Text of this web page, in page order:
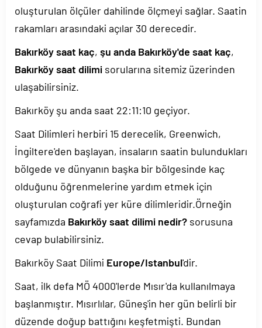
oluşturulan ölçüler dahilinde ölçmeyi sağlar. Saatin
rakamları arasındaki açılar 30 derecedir.
Bakırköy saat kaç, şu anda Bakırköy'de saat kaç,
Bakırköy saat dilimi sorularına sitemiz üzerinden
ulaşabilirsiniz.
Bakırköy şu anda saat 22:11:10 geçiyor.
Saat Dilimleri herbiri 15 derecelik, Greenwich,
İngiltere'den başlayan, insaların saatin bulundukları
bölgede ve dünyanın başka bir bölgesinde kaç
olduğunu öğrenmelerine yardım etmek için
oluşturulan coğrafi yer küre dilimleridir.Örneğin
sayfamızda Bakırköy saat dilimi nedir? sorusuna
cevap bulabilirsiniz.
Bakırköy Saat Dilimi Europe/Istanbul'dir.
Saat, ilk defa MÖ 4000'lerde Mısır'da kullanılmaya
başlanmıştır. Mısırlılar, Güneş'in her gün belirli bir
düzende doğup battığını keşfetmişti. Bundan